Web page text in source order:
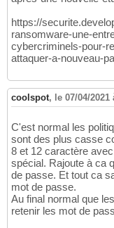
https://
ransomware-une-
cybercriminels-pour-
attaquer-a-nouveau-
coolspot, le 07/04/2021
C'est normal les
sont des plus casse
8 et 12 caractère
spécial. Rajoute à ca
de passe. Et tout ca
mot de passe.
Au final normal que
retenir les mot de